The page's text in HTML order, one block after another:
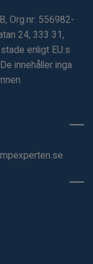
Org.nr: 556982-
24, 333 31,
enligt EU:s
innehåller inga